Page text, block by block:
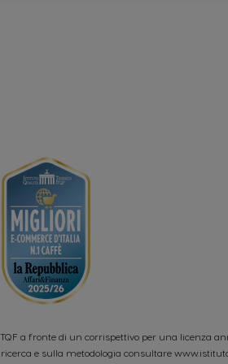
a fronte di un corrispettivo per una licenza
e sulla metodologia consultare